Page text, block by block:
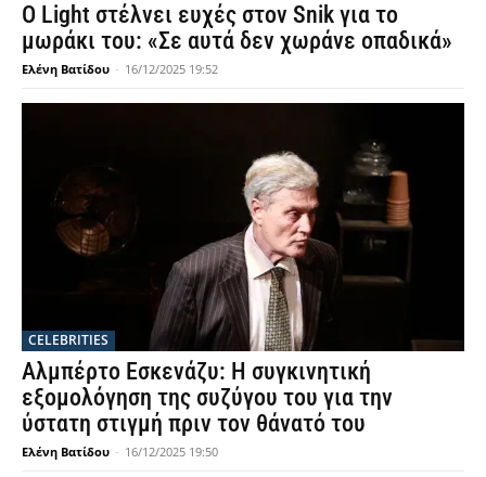
Ο Light στέλνει ευχές στον Snik για το
μωράκι του: «Σε αυτά δεν χωράνε οπαδικά»
Ελένη Βατίδου - 16/12/2025 19:52
CELEBRITIES
Αλμπέρτο Εσκενάζυ: Η συγκινητική
εξομολόγηση της συζύγου του για την
ύστατη στιγμή πριν τον θάνατό του
Ελένη Βατίδου - 16/12/2025 19:50